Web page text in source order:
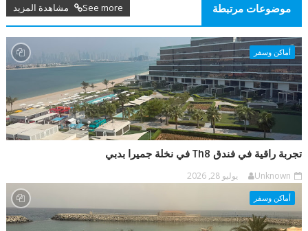
موضوعات مرتبطة See more مشاهدة المزيد
أماكن وسفر
تجربة راقية في فندق Th8 في نخلة جميرا بدبي
Unknown يوليو 28, 2026
أماكن وسفر